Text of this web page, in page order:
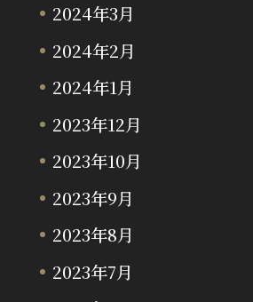
2024年3月
2024年2月
2024年1月
2023年12月
2023年10月
2023年9月
2023年8月
2023年7月